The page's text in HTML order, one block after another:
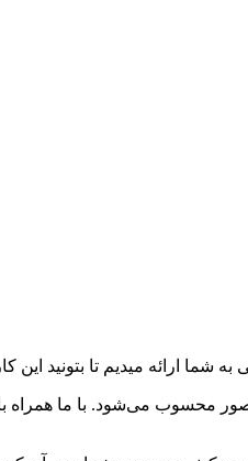
ارائه میدیم تا بتونید این
محسوب می‌شود. با ما همراه